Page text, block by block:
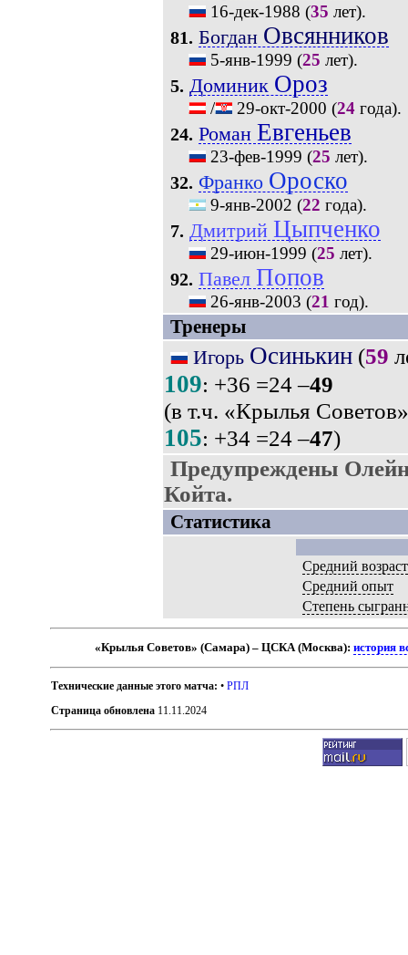
16-дек-1988 (35 лет).
81. Богдан Овсянников
5-янв-1999 (25 лет).
5. Доминик Ороз
/ 29-окт-2000 (24года).
24. Роман Евгеньев
23-фев-1999 (25 лет).
32. Франко Ороско
9-янв-2002 (22 года).
7. Дмитрий Цыпченко
29-июн-1999 (25 лет).
92. Павел Попов
26-янв-2003 (21 год).
Тренеры
Игорь Осинькин(59
109: +36 =24 –49
(в т.ч. «Крылья
105: +34 =24 –47)
Предупреждены
Койта.
Статистика
Средний возраст
Средний опыт
Степень
«Крылья Советов» (Самара) – ЦСКА (Москва):история
Технические данные этого матча: •РПЛ
Страница обновлена 11.11.2024